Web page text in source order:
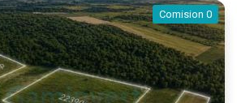
Comision 0